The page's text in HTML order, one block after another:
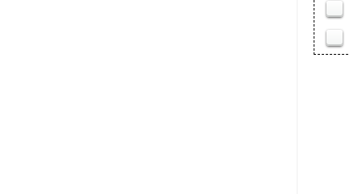
радиатора данного
мас, реагентов
винтами в